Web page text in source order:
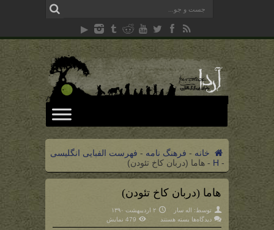
خانه - فرهنگ نامه - فهرست الفبایی انگلیسی
-
H
- هاما (دربان کاخ تئودن)
هاما (دربان کاخ تئودن)
توسط: اله سار
۲ اردیبهشت ۱۳۹۰
دیدگاه‌ها برای
بسته هستند 479 نمایش